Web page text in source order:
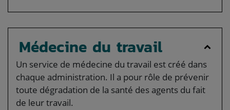
Médecine du travail
Un service de médecine du travail est créé dans
chaque administration. Il a pour rôle de prévenir
toute dégradation de la santé des agents du fait
de leur travail.